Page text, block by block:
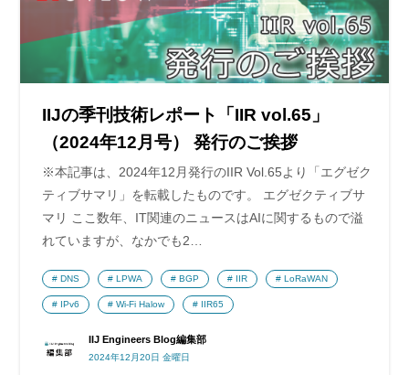
IIJの季刊技術レポート「IIR vol.65」
（2024年12月号） 発行のご挨拶
※本記事は、2024年12月発行のIIR Vol.65より「エグゼク
ティブサマリ」を転載したものです。 エグゼクティブサ
マリ ここ数年、IT関連のニュースはAIに関するもので溢
れていますが、なかでも2…
IIJ Engineers Blog編集部
2024年12月20日 金曜日
DNS LPWA BGP IIR LoRaWAN
IPv6 Wi-Fi Halow IIR65